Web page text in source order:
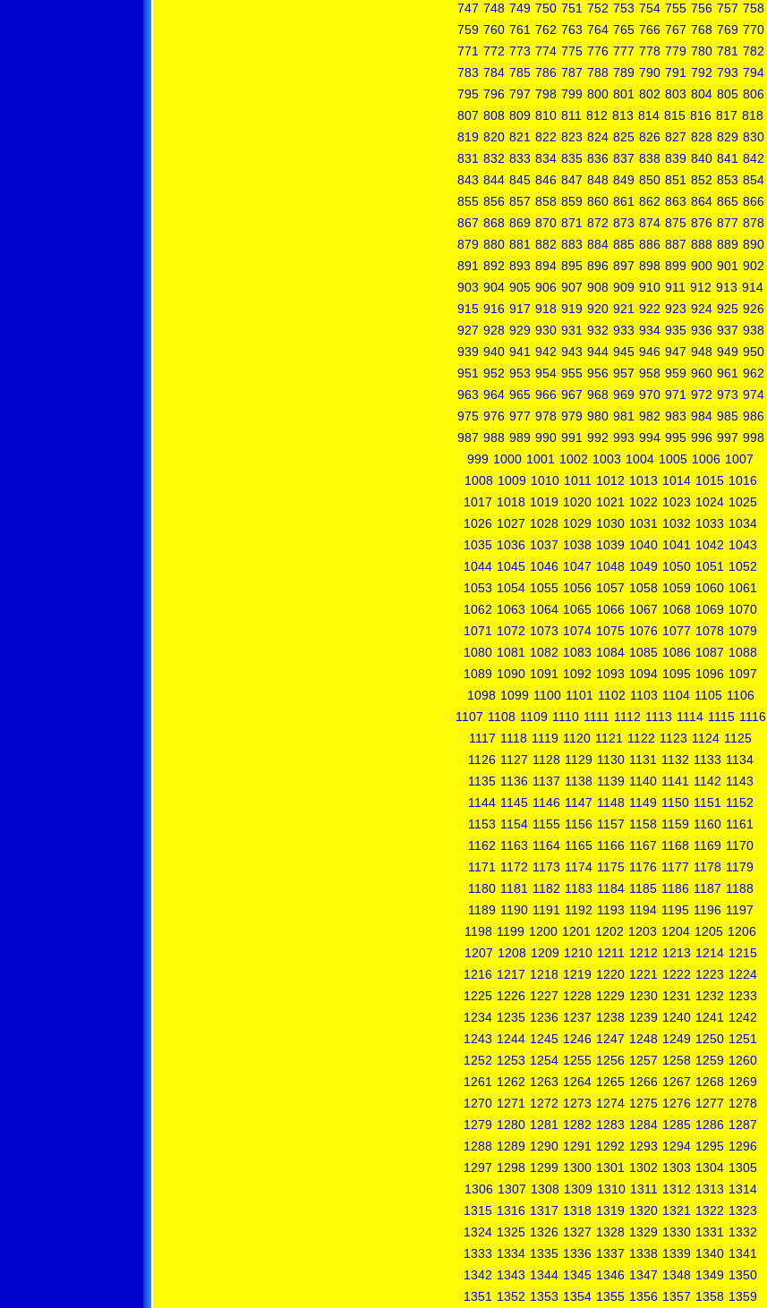
747 748 749 750 751 752 753 754 755 756 757 758
759 760 761 762 763 764 765 766 767 768 769 770
771 772 773 774 775 776 777 778 779 780 781 782
783 784 785 786 787 788 789 790 791 792 793 794
795 796 797 798 799 800 801 802 803 804 805 806
807 808 809 810 811 812 813 814 815 816 817 818
819 820 821 822 823 824 825 826 827 828 829 830
831 832 833 834 835 836 837 838 839 840 841 842
843 844 845 846 847 848 849 850 851 852 853 854
855 856 857 858 859 860 861 862 863 864 865 866
867 868 869 870 871 872 873 874 875 876 877 878
879 880 881 882 883 884 885 886 887 888 889 890
891 892 893 894 895 896 897 898 899 900 901 902
903 904 905 906 907 908 909 910 911 912 913 914
915 916 917 918 919 920 921 922 923 924 925 926
927 928 929 930 931 932 933 934 935 936 937 938
939 940 941 942 943 944 945 946 947 948 949 950
951 952 953 954 955 956 957 958 959 960 961 962
963 964 965 966 967 968 969 970 971 972 973 974
975 976 977 978 979 980 981 982 983 984 985 986
987 988 989 990 991 992 993 994 995 996 997 998
999 1000 1001 1002 1003 1004 1005 1006 1007
1008 1009 1010 1011 1012 1013 1014 1015 1016
1017 1018 1019 1020 1021 1022 1023 1024 1025
1026 1027 1028 1029 1030 1031 1032 1033 1034
1035 1036 1037 1038 1039 1040 1041 1042 1043
1044 1045 1046 1047 1048 1049 1050 1051 1052
1053 1054 1055 1056 1057 1058 1059 1060 1061
1062 1063 1064 1065 1066 1067 1068 1069 1070
1071 1072 1073 1074 1075 1076 1077 1078 1079
1080 1081 1082 1083 1084 1085 1086 1087 1088
1089 1090 1091 1092 1093 1094 1095 1096 1097
1098 1099 1100 1101 1102 1103 1104 1105 1106
1107 1108 1109 1110 1111 1112 1113 1114 1115 1116
1117 1118 1119 1120 1121 1122 1123 1124 1125
1126 1127 1128 1129 1130 1131 1132 1133 1134
1135 1136 1137 1138 1139 1140 1141 1142 1143
1144 1145 1146 1147 1148 1149 1150 1151 1152
1153 1154 1155 1156 1157 1158 1159 1160 1161
1162 1163 1164 1165 1166 1167 1168 1169 1170
1171 1172 1173 1174 1175 1176 1177 1178 1179
1180 1181 1182 1183 1184 1185 1186 1187 1188
1189 1190 1191 1192 1193 1194 1195 1196 1197
1198 1199 1200 1201 1202 1203 1204 1205 1206
1207 1208 1209 1210 1211 1212 1213 1214 1215
1216 1217 1218 1219 1220 1221 1222 1223 1224
1225 1226 1227 1228 1229 1230 1231 1232 1233
1234 1235 1236 1237 1238 1239 1240 1241 1242
1243 1244 1245 1246 1247 1248 1249 1250 1251
1252 1253 1254 1255 1256 1257 1258 1259 1260
1261 1262 1263 1264 1265 1266 1267 1268 1269
1270 1271 1272 1273 1274 1275 1276 1277 1278
1279 1280 1281 1282 1283 1284 1285 1286 1287
1288 1289 1290 1291 1292 1293 1294 1295 1296
1297 1298 1299 1300 1301 1302 1303 1304 1305
1306 1307 1308 1309 1310 1311 1312 1313 1314
1315 1316 1317 1318 1319 1320 1321 1322 1323
1324 1325 1326 1327 1328 1329 1330 1331 1332
1333 1334 1335 1336 1337 1338 1339 1340 1341
1342 1343 1344 1345 1346 1347 1348 1349 1350
1351 1352 1353 1354 1355 1356 1357 1358 1359